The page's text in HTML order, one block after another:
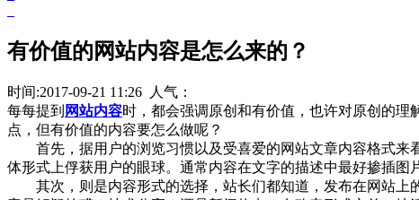
有价值的网站内容是怎么来的？
时间:2017-09-21 11:26 人气：
每每提到 网站内容时，都会强调原创和有价值，也许对原创的
点，但有价值的内容要怎么做呢？
首先，据用户的浏览习惯以及受喜爱的网站文章内容格式来
体形式上俘获用户的眼球。通常内容在文字的描述中最好掺插
其次，则是内容形式的选择，站长们都知道，发布在网站上